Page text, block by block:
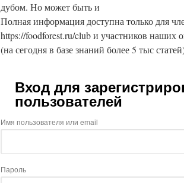
дубом. Но может быть и
Полная информация доступна только для
https://foodforest.ru/club и участников наших
(на сегодня в базе знаний более 5 тыс
Вход для
пользователей
Имя пользователя или email
Пароль